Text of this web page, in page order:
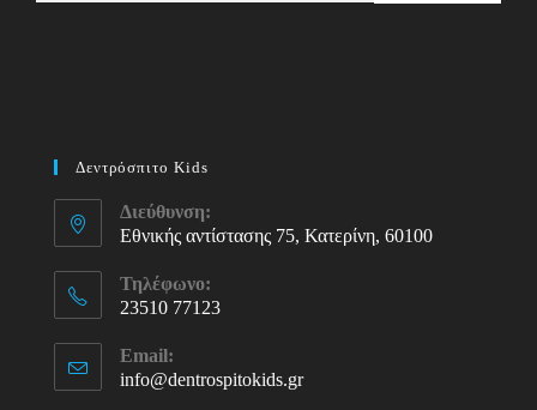
Δεντρόσπιτο Kids
Διεύθυνση:
Εθνικής αντίστασης 75, Κατερίνη, 60100
Τηλέφωνο:
23510 77123
in
your
Email:
info@dentrospitokids.grOpens